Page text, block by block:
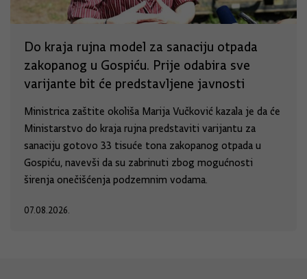
Do kraja rujna model za sanaciju otpada
zakopanog u Gospiću. Prije odabira sve
varijante bit će predstavljene javnosti
Ministrica zaštite okoliša Marija Vučković kazala je da će
Ministarstvo do kraja rujna predstaviti varijantu za
sanaciju gotovo 33 tisuće tona zakopanog otpada u
Gospiću, navevši da su zabrinuti zbog mogućnosti
širenja onečišćenja podzemnim vodama.
07.08.2026.